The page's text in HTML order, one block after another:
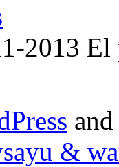
2013 El
and
&